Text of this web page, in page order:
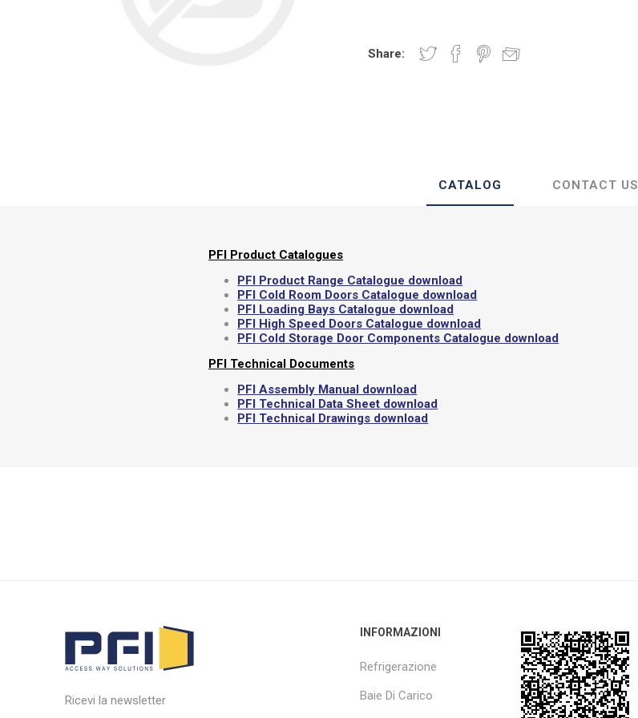
Share:
CATALOG CONTACT US
PFI Product Catalogues
PFI Product Range Catalogue download
PFI Cold Room Doors Catalogue download
PFI Loading Bays Catalogue download
PFI High Speed Doors Catalogue download
PFI Cold Storage Door Components Catalogue download
PFI Technical Documents
PFI Assembly Manual download
PFI Technical Data Sheet download
PFI Technical Drawings download
Ricevi la newsletter
INFORMAZIONI
Refrigerazione
Baie Di Carico